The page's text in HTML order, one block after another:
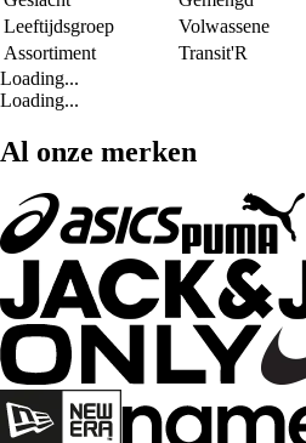
Leeftijdsgroep
Volwassene
Assortiment
Transit'R
Loading...
Loading...
Al onze merken